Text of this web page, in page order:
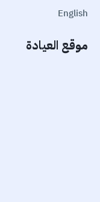
English
موقع العيادة